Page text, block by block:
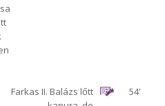
54'
Farkas II. Balázs lőtt